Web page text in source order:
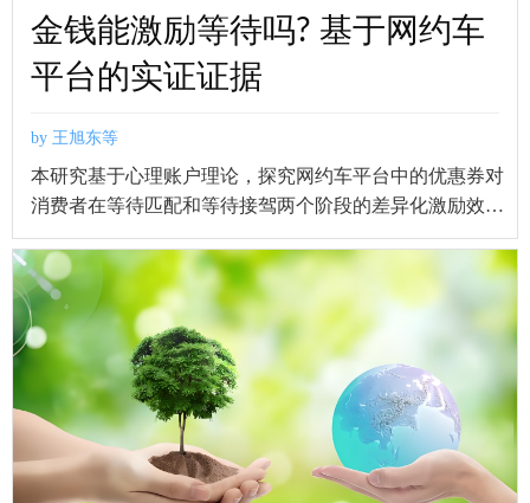
金钱能激励等待吗? 基于网约车
平台的实证证据
by 王旭东等
本研究基于心理账户理论，探究网约车平台中的优惠券对
消费者在等待匹配和等待接驾两个阶段的差异化激励效
果。